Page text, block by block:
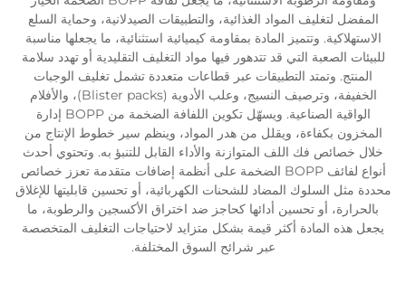
المفضل لتغليف المواد الغذائية، والتطبيقات الصيدلانية، وحماية السلع
الاستهلاكية. وتتميز المادة بمقاومة كيميائية استثنائية، ما يجعلها مناسبة
للبيئات الصعبة التي قد تتدهور فيها مواد التغليف التقليدية أو تهدد سلامة
المنتج. وتمتد التطبيقات عبر قطاعات متعددة تشمل تغليف الوجبات
الخفيفة، وترصيف النسيج، وعلب الأدوية (Blister packs)، والأفلام
الواقية الصناعية. ويسهّل تكوين اللفافة الضخمة من BOPP إدارة
المخزون بكفاءة، ويقلل من هدر المواد، وينظم سير خطوط الإنتاج من
خلال خصائص فك اللف المتوازنة والأداء القابل للتنبؤ به. وتحتوي أحدث
أنواع لفائف BOPP الضخمة على أنظمة إضافات متقدمة تعزز خصائص
محددة مثل السلوك المضاد للشحنات الكهربائية، أو تحسين قابليتها للإغلاق
بالحرارة، أو تحسين أدائها كحاجز ضد اختراق الأكسجين والرطوبة، ما
يجعل هذه المادة أكثر قيمة بشكل متزايد لاحتياجات التغليف المتخصصة
عبر شرائح السوق المختلفة.